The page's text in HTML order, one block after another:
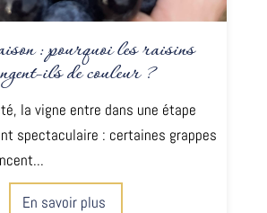
: pourquoi les raisins
ils de couleur ?
la vigne entre dans une étape
spectaculaire : certaines grappes
En savoir plus